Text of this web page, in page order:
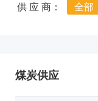
供 应 商：
全部
煤炭供应